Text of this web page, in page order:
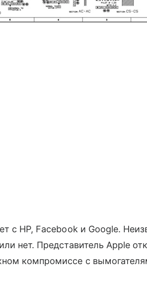
с HP, Facebook и Google.
нет. Представитель Apple
компромиссе с